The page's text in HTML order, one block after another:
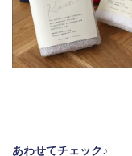
あわせてチェック♪